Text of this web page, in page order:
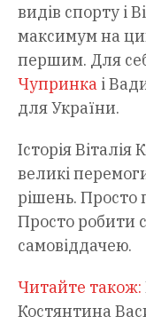
видів спорту і
максимум на
першим. Для
Чупринка і
для України.
Історія
великі
рішень. Просто
Просто робити
самовіддачею.
Читайте також:
Костянтина